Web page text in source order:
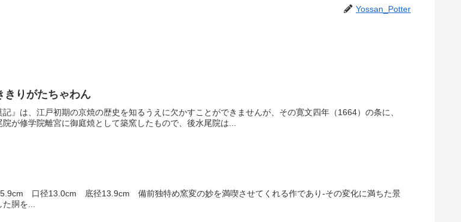
Yossan_Potter
きりがたちゃわん
』は、江戸初期の京焼の歴史を知るうえに欠かすことができませんが、その寛文四年（1664）の条に、
が修学院離宮に御庭焼として築窯したもので、後水尾院は...
口径13.0cm 底径13.9cm 備前独特め窯変の妙を満喫させてくれる作であり-その変化に満ちた景
胴を...